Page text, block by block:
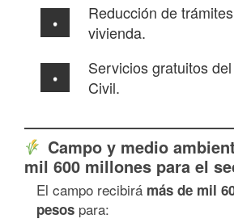
Reducción de
vivienda.
Servicios gratuitos
Civil.
Campo y medio
mil 600 millones para el
El campo recibirá más de mil
pesos para: